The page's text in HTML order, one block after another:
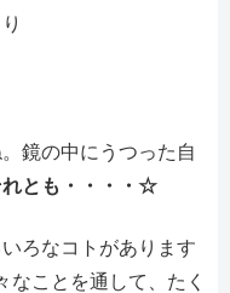
鏡の中にうつった自
れとも・・・・☆
ろなコトがあります
なことを通して、たく